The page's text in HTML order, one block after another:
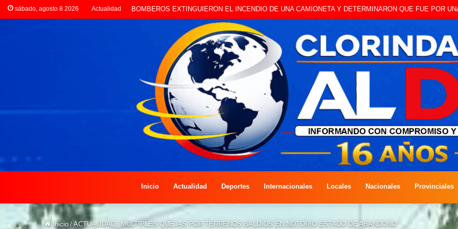
sábado, agosto 8 2026 Actualidad LA POLICÍA INVESTIGA ROBO A CAMBISTA OCURRIDO ESTE JUEVES
Inicio Actualidad Deportes Internacionales Locales Nacionales Provinciales
Inicio / ACTUALIDAD / MÚLTIPLES QUEJAS POR TERRENOS BALDÍOS EN NOTORIO ESTADO DE ABANDONO